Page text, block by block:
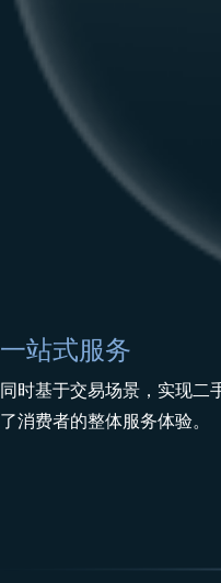
一站式服务
同时基于交易场景，实现二
了消费者的整体服务体验。